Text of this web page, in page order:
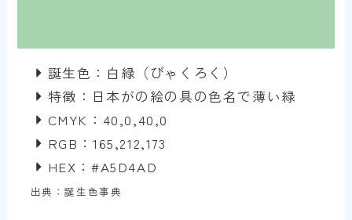
誕生色：白緑（びゃくろく）
特徴：日本がの絵の具の色名で薄い緑
CMYK：40,0,40,0
RGB：165,212,173
HEX：#A5D4AD
出典：誕生色事典